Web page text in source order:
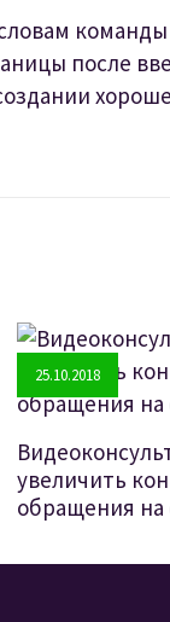
после
25.10.2018
увеличить
обращения на